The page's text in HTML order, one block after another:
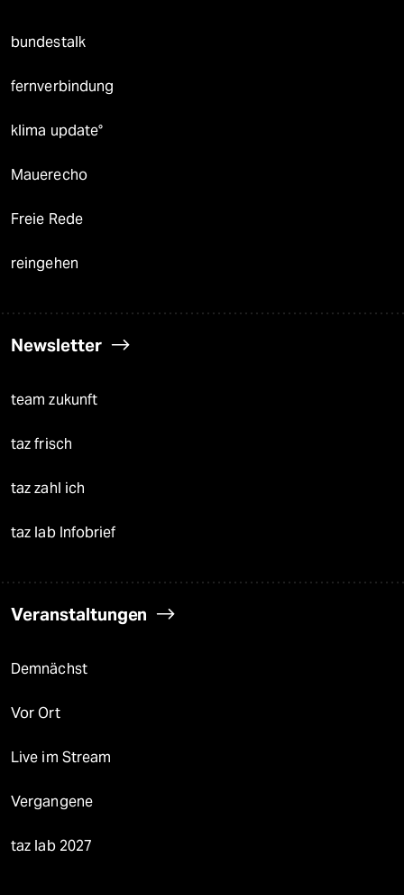
bundestalk
fernverbindung
klima update°
Mauerecho
Freie Rede
reingehen
Newsletter
team zukunft
taz frisch
taz zahl ich
taz lab Infobrief
Veranstaltungen
Demnächst
Vor Ort
Live im Stream
Vergangene
taz lab 2027